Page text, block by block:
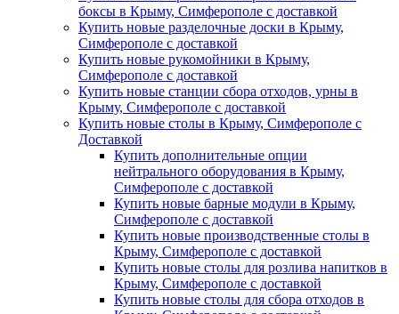
боксы в Крыму, Симферополе с доставкой
Купить новые разделочные доски в Крыму,
Симферополе с доставкой
Купить новые рукомойники в Крыму,
Симферополе с доставкой
Купить новые станции сбора отходов, урны в
Крыму, Симферополе с доставкой
Купить новые столы в Крыму, Симферополе с
Доставкой
Купить дополнительные опции
нейтрального оборудования в Крыму,
Симферополе с доставкой
Купить новые барные модули в Крыму,
Симферополе с доставкой
Купить новые производственные столы в
Крыму, Симферополе с доставкой
Купить новые столы для розлива напитков в
Крыму, Симферополе с доставкой
Купить новые столы для сбора отходов в